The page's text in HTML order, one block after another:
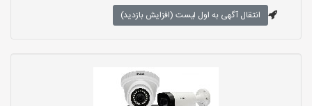
انتقال آگهی به اول لیست (افزایش بازدید)